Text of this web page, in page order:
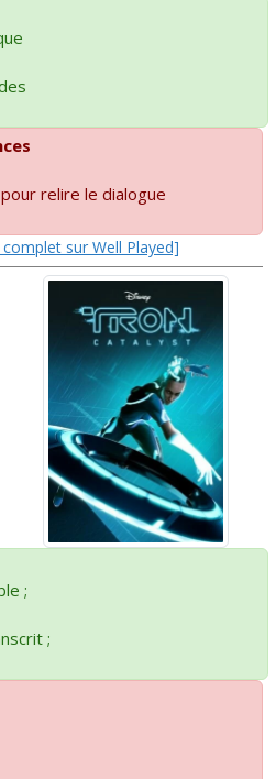
relire le dialogue
sur Well Played]
;
;